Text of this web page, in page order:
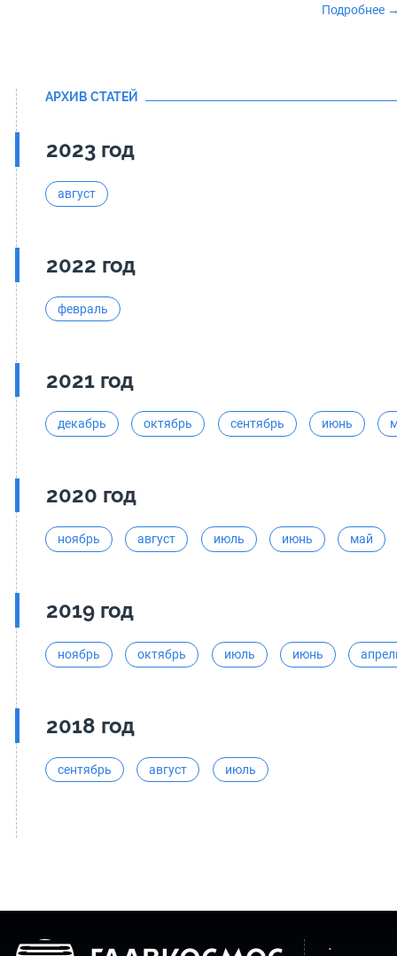
Подробнее
АРХИВ СТАТЕЙ
2023 год
август
2022 год
февраль
2021 год
декабрь октябрь сентябрь июнь
2020 год
ноябрь август июль июнь май
2019 год
ноябрь октябрь июль июнь
2018 год
сентябрь август июль